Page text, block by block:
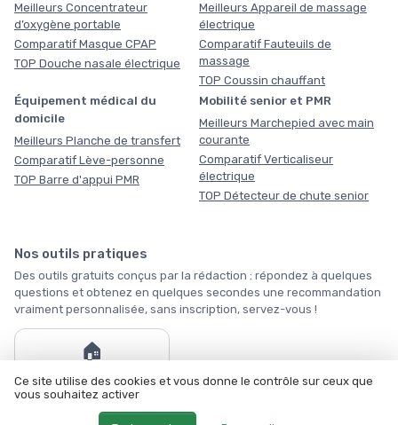
Meilleurs Concentrateur
d’oxygène portable
Comparatif Masque CPAP
TOP Douche nasale électrique
Meilleurs Appareil de massage
électrique
Comparatif Fauteuils de
massage
TOP Coussin chauffant
Équipement médical du
domicile
Meilleurs Planche de transfert
Comparatif Lève-personne
TOP Barre d'appui PMR
Mobilité senior et PMR
Meilleurs Marchepied avec main
courante
Comparatif Verticaliseur
électrique
TOP Détecteur de chute senior
Nos outils pratiques
Des outils gratuits conçus par la rédaction : répondez à quelques
questions et obtenez en quelques secondes une recommandation
vraiment personnalisée, sans inscription, servez-vous !
🏠
Par où commencer ?
Ce site utilise des cookies et vous donne le contrôle sur ceux que
vous souhaitez activer